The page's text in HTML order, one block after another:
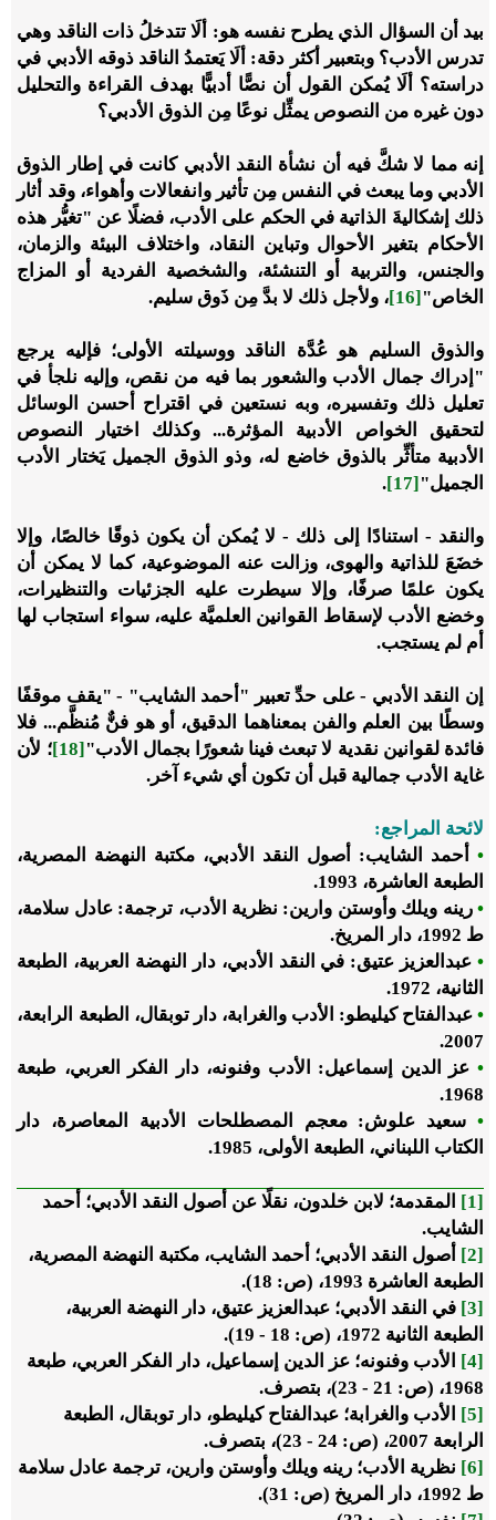
بيد أن السؤال الذي يطرح نفسه هو: ألَا تتدخلُ ذات الناقد وهي
تدرس الأدب؟ وبتعبير أكثر دقة: ألَا يَعتمدُ الناقد ذوقه الأدبي في
دراسته؟ ألَا يُمكن القول أن نصًّا أدبيًّا بهدف القراءة والتحليل
دون غيره من النصوص يمثِّل نوعًا مِن الذوق الأدبي؟
إنه مما لا شكَّ فيه أن نشأة النقد الأدبي كانت في إطار الذوق
الأدبي وما يبعث في النفس مِن تأثير وانفعالات وأهواء، وقد أثار
ذلك إشكاليةَ الذاتية في الحكم على الأدب، فضلًا عن "تغيُّر هذه
الأحكام بتغير الأحوال وتباين النقاد، واختلاف البيئة والزمان،
والجنس، والتربية أو التنشئة، والشخصية الفردية أو المزاج
الخاص"[16] ، ولأجل ذلك لا بدَّ مِن ذَوق سليم.
والذوق السليم هو عُدَّة الناقد ووسيلته الأولى؛ فإليه يرجع
"إدراك جمال الأدب والشعور بما فيه من نقص، وإليه نلجأ في
تعليل ذلك وتفسيره، وبه نستعين في اقتراح أحسن الوسائل
لتحقيق الخواص الأدبية المؤثرة... وكذلك اختيار النصوص
الأدبية متأثِّر بالذوق خاضع له، وذو الذوق الجميل يَختار الأدب
الجميل"[17]
.
والنقد - استنادًا إلى ذلك - لا يُمكن أن يكون ذوقًا خالصًا، وإلا
خضَعَ للذاتية والهوى، وزالت عنه الموضوعية، كما لا يمكن أن
يكون علمًا صرفًا، وإلا سيطرت عليه الجزئيات والتنظيرات،
وخضع الأدب لإسقاط القوانين العلميَّة عليه، سواء استجاب لها
أم لم يستجب.
إن النقد الأدبي - على حدِّ تعبير "أحمد الشايب" - "يقف موقفًا
وسطًا بين العلم والفن بمعناهما الدقيق، أو هو فنٌّ مُنظَّم... فلا
فائدة لقوانين نقدية لا تبعث فينا شعورًا بجمال الأدب"[18]
؛ لأن
غاية الأدب جمالية قبل أن تكون أي شيء آخر.
لائحة المراجع:
• أحمد الشايب: أصول النقد الأدبي، مكتبة النهضة المصرية،
الطبعة العاشرة، 1993.
• رينه ويلك وأوستن وارين: نظرية الأدب، ترجمة: عادل سلامة،
ط 1992، دار المريخ.
• عبدالعزيز عتيق: في النقد الأدبي، دار النهضة العربية، الطبعة
الثانية، 1972.
• عبدالفتاح كيليطو: الأدب والغرابة، دار توبقال، الطبعة الرابعة،
2007.
• عز الدين إسماعيل: الأدب وفنونه، دار الفكر العربي، طبعة
1968.
• سعيد علوش: معجم المصطلحات الأدبية المعاصرة، دار
الكتاب اللبناني، الطبعة الأولى، 1985.
[1]
المقدمة؛ لابن خلدون، نقلًا عن أصول النقد الأدبي؛ أحمد
الشايب.
[2]
أصول النقد الأدبي؛ أحمد الشايب، مكتبة النهضة المصرية،
الطبعة العاشرة 1993، (ص: 18).
[3]
في النقد الأدبي؛ عبدالعزيز عتيق، دار النهضة العربية،
الطبعة الثانية 1972، (ص: 18 - 19).
[4]
الأدب وفنونه؛ عز الدين إسماعيل، دار الفكر العربي، طبعة
1968، (ص: 21 - 23)، بتصرف.
[5]
الأدب والغرابة؛ عبدالفتاح كيليطو، دار توبقال، الطبعة
الرابعة 2007، (ص: 24 - 23)، بتصرف.
[6]
نظرية الأدب؛ رينه ويلك وأوستن وارين، ترجمة عادل سلامة
ط 1992، دار المريخ (ص: 31).